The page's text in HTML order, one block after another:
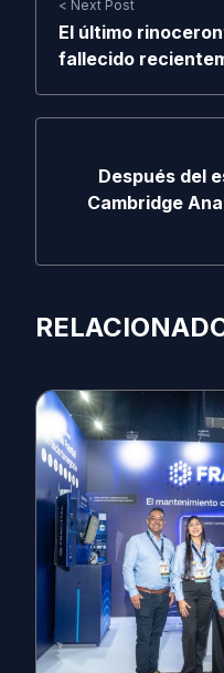
< Next Post
El último
fallecido
Después del
Cambridge